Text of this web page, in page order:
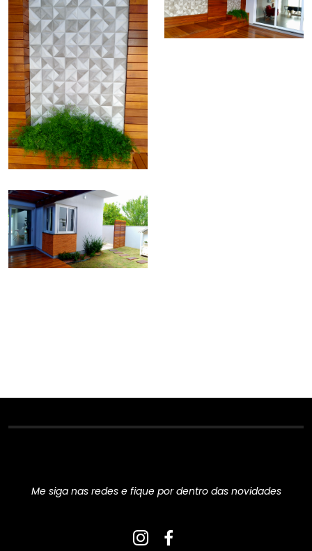
Me siga nas redes e fique por dentro das novidades